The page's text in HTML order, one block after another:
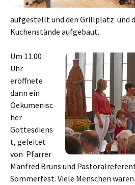
aufgestellt und den Grillplatz und
Kuchenstände aufgebaut.
Um 11.00
Uhr
eröffnete
dann ein
Oekumenisc
her
Gottesdiens
t, geleitet
von Pfarrer
Manfred Bruns und
Sommerfest. Viele Menschen